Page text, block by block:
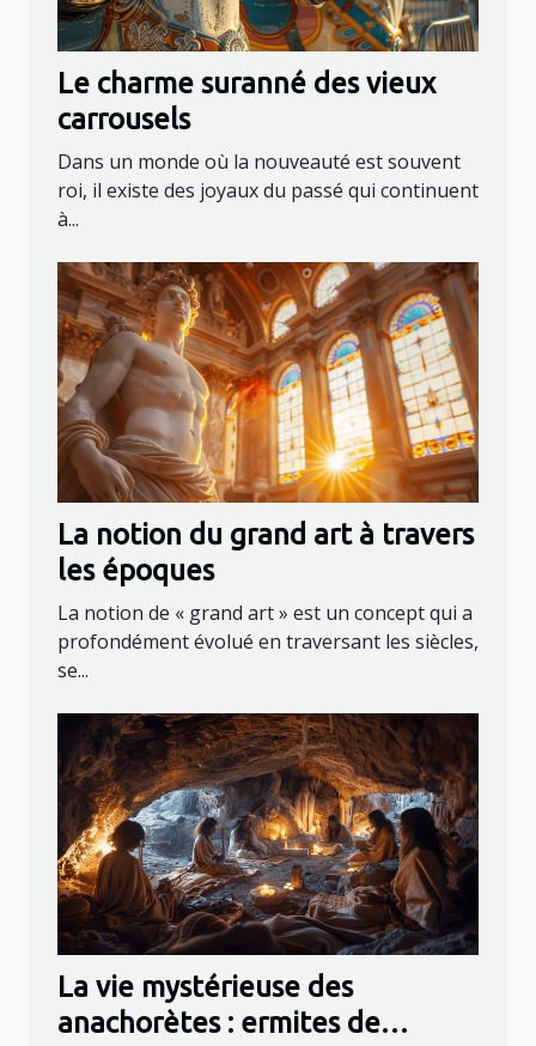
Le charme suranné des vieux
carrousels
Dans un monde où la nouveauté est souvent
roi, il existe des joyaux du passé qui continuent
à...
La notion du grand art à travers
les époques
La notion de « grand art » est un concept qui a
profondément évolué en traversant les siècles,
se...
La vie mystérieuse des
anachorètes : ermites de